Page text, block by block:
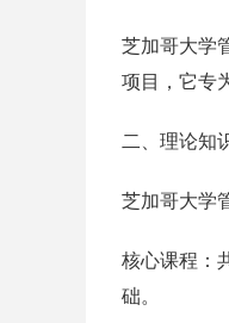
芝加哥大学
项目，它专
二、理论知
芝加哥大学
核心课程：
础。